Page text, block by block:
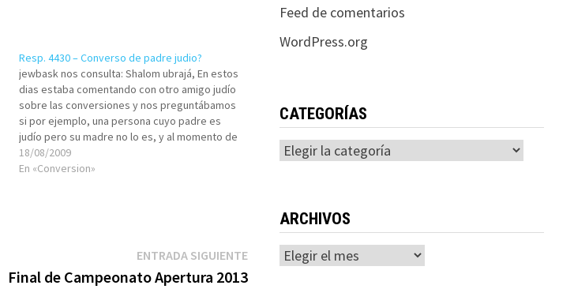
Resp. 4430 – Converso de padre judio?
jewbask nos consulta: Shalom ubrajá, En estos
dias estaba comentando con otro amigo judío
sobre las conversiones y nos preguntábamos
si por ejemplo, una persona cuyo padre es
judío pero su madre no lo es, y al momento de
su conversión al judaísmo tomó el nombre de
Yosef, puede ser…
18/08/2009
En «Conversion»
ENTRADA SIGUIENTEEntrada
siguiente:
Final de Campeonato Apertura 2013
Feed de comentarios
WordPress.org
CATEGORÍAS
Categorías
ARCHIVOS
Archivos